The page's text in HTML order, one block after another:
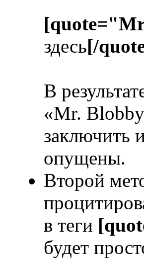
здесь[/
В
«Mr.
заключить
опущены.
Второй
в теги
будет